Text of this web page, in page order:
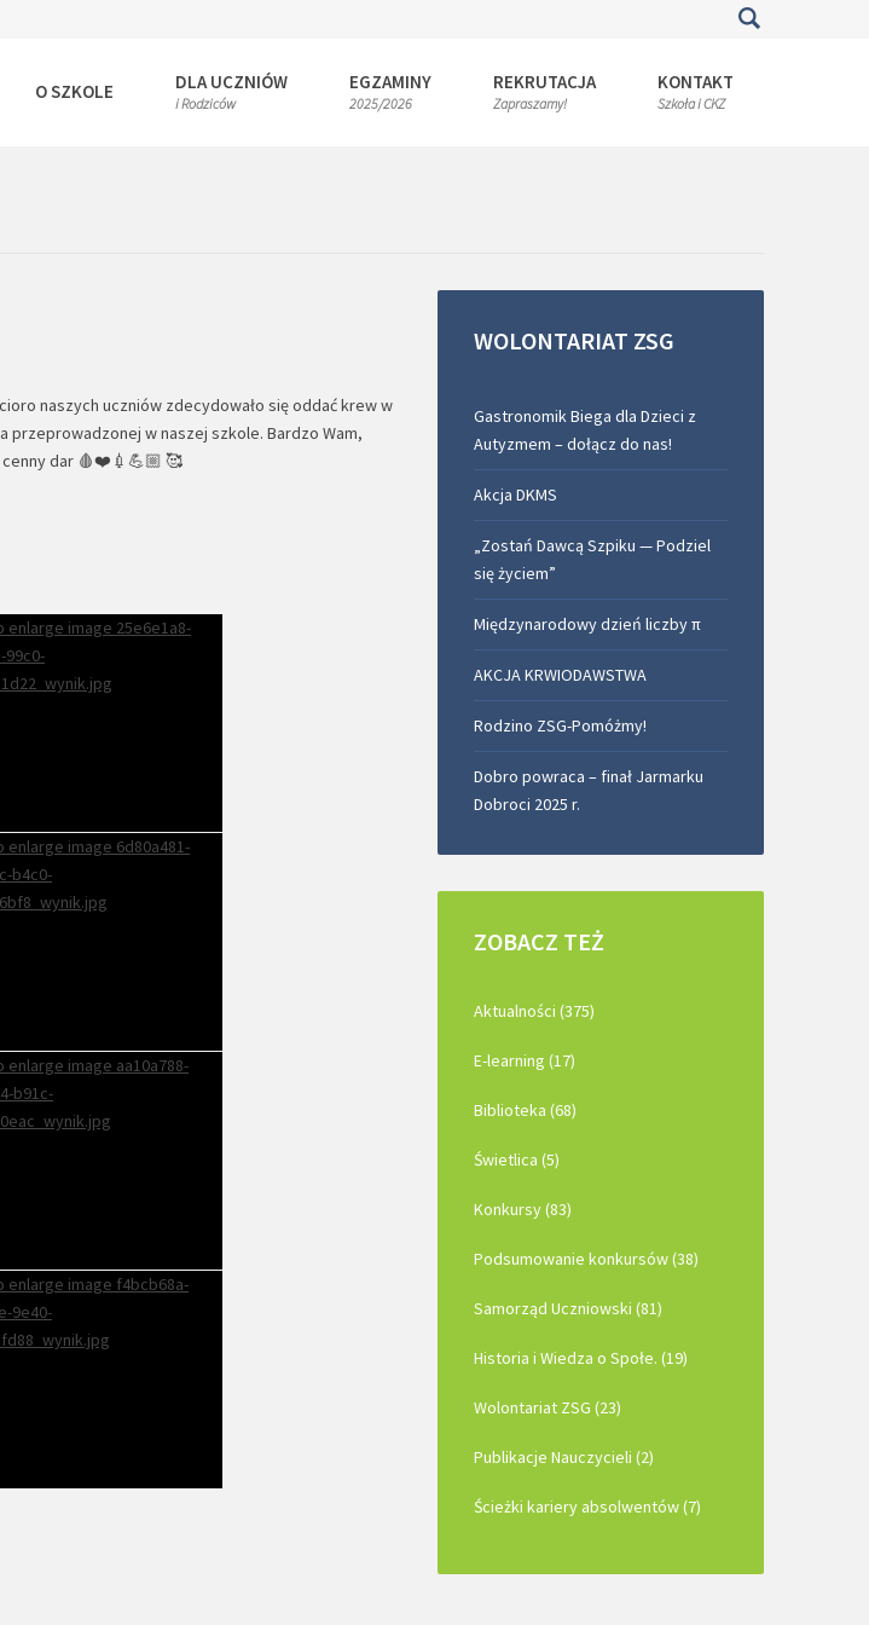
O SZKOLE DLA UCZNIÓW
i Rodziców
EGZAMINY
2025/2026
REKRUTACJA
Zapraszamy!
KONTAKT
Szkoła i CKZ
naszych uczniów zdecydowało się oddać krew w
przeprowadzonej w naszej szkole. Bardzo Wam,
cenny dar 🩸❤️💉💪🏼 🥰
WOLONTARIAT ZSG
Gastronomik Biega dla Dzieci z
Autyzmem – dołącz do nas!
Akcja DKMS
„Zostań Dawcą Szpiku — Podziel
się życiem”
Międzynarodowy dzień liczby π
AKCJA KRWIODAWSTWA
Rodzino ZSG-Pomóżmy!
Dobro powraca – finał Jarmarku
Dobroci 2025 r.
ZOBACZ TEŻ
Aktualności (375)
E-learning (17)
Biblioteka (68)
Świetlica (5)
Konkursy (83)
Podsumowanie konkursów (38)
Samorząd Uczniowski (81)
Historia i Wiedza o Społe. (19)
Wolontariat ZSG (23)
Publikacje Nauczycieli (2)
Ścieżki kariery absolwentów (7)